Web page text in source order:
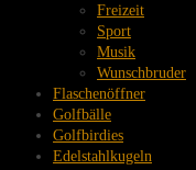
Freizeit
Sport
Musik
Wunschbruder
Flaschenöffner
Golfbälle
Golfbirdies
Edelstahlkugeln